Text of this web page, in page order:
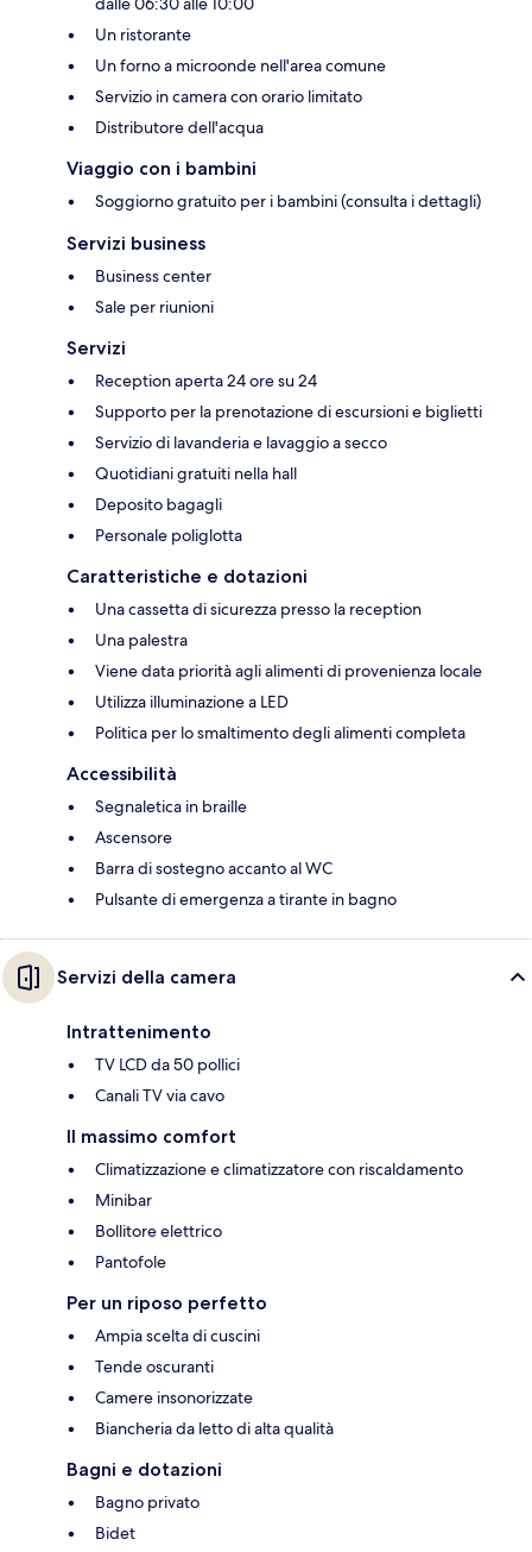
Un ristorante
Un forno a microonde nell'area comune
Servizio in camera con orario limitato
Distributore dell'acqua
Viaggio con i bambini
Soggiorno gratuito per i bambini (consulta i dettagli)
Servizi business
Business center
Sale per riunioni
Servizi
Reception aperta 24 ore su 24
Supporto per la prenotazione di escursioni e biglietti
Servizio di lavanderia e lavaggio a secco
Quotidiani gratuiti nella hall
Deposito bagagli
Personale poliglotta
Caratteristiche e dotazioni
Una cassetta di sicurezza presso la reception
Una palestra
Viene data priorità agli alimenti di provenienza locale
Utilizza illuminazione a LED
Politica per lo smaltimento degli alimenti completa
Accessibilità
Segnaletica in braille
Ascensore
Barra di sostegno accanto al WC
Pulsante di emergenza a tirante in bagno
Servizi della camera
Intrattenimento
TV LCD da 50 pollici
Canali TV via cavo
Il massimo comfort
Climatizzazione e climatizzatore con riscaldamento
Minibar
Bollitore elettrico
Pantofole
Per un riposo perfetto
Ampia scelta di cuscini
Tende oscuranti
Camere insonorizzate
Biancheria da letto di alta qualità
Bagni e dotazioni
Bagno privato
Bidet